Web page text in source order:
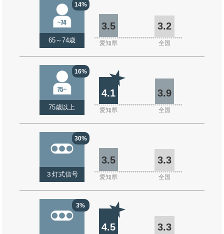
14%
65～74歳
3.5 3.2
愛知県 全国
16%
75歳以上
4.1 3.9
愛知県 全国
30%
３灯式信号
3.5 3.3
愛知県 全国
3%
4.5 3.3